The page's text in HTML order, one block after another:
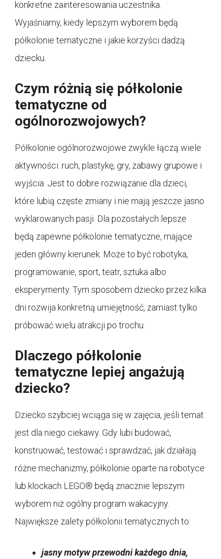
konkretne zainteresowania uczestnika.
Wyjaśniamy, kiedy lepszym wyborem będą
półkolonie tematyczne i jakie korzyści dadzą
dziecku.
Czym różnią się półkolonie
tematyczne od
ogólnorozwojowych?
Półkolonie ogólnorozwojowe zwykle łączą wiele
aktywności: ruch, plastykę, gry, zabawy grupowe i
wyjścia. Jest to dobre rozwiązanie dla dzieci,
które lubią częste zmiany i nie mają jeszcze jasno
wyklarowanych pasji. Dla pozostałych lepsze
będą zapewne półkolonie tematyczne, mające
jeden główny kierunek. Może to być robotyka,
programowanie, sport, teatr, sztuka albo
eksperymenty. Tym sposobem dziecko przez kilka
dni rozwija konkretną umiejętność, zamiast tylko
próbować wielu atrakcji po trochu.
Dlaczego półkolonie
tematyczne lepiej angażują
dziecko?
Dziecko szybciej wciąga się w zajęcia, jeśli temat
jest dla niego ciekawy. Gdy lubi budować,
konstruować, testować i sprawdzać, jak działają
różne mechanizmy, półkolonie oparte na robotyce
lub klockach LEGO® będą znacznie lepszym
wyborem niż ogólny program wakacyjny.
Największe zalety półkolonii tematycznych to:
jasny motyw przewodni każdego dnia,